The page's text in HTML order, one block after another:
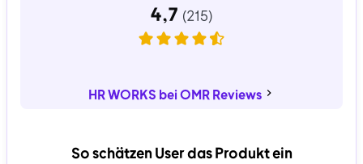
So schätzen User das Produkt ein
HR WORKS bei OMR Reviews